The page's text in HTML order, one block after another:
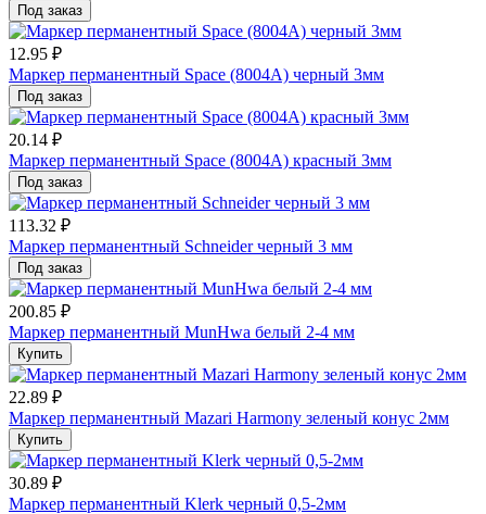
Под заказ
12.95 ₽
Маркер перманентный Space (8004А) черный 3мм
Под заказ
20.14 ₽
Маркер перманентный Space (8004А) красный 3мм
Под заказ
113.32 ₽
Маркер перманентный Schneider черный 3 мм
Под заказ
200.85 ₽
Маркер перманентный MunHwa белый 2-4 мм
Купить
22.89 ₽
Маркер перманентный Mazari Harmony зеленый конус 2мм
Купить
30.89 ₽
Маркер перманентный Klerk черный 0,5-2мм